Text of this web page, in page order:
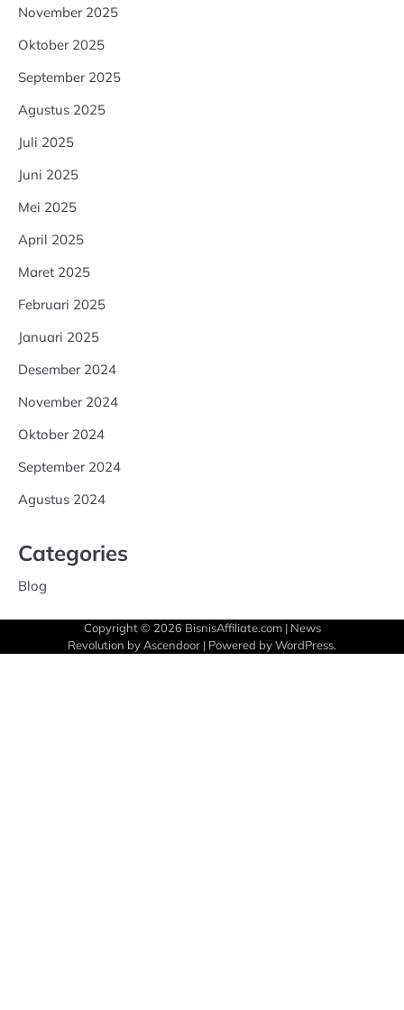
November 2025
Oktober 2025
September 2025
Agustus 2025
Juli 2025
Juni 2025
Mei 2025
April 2025
Maret 2025
Februari 2025
Januari 2025
Desember 2024
November 2024
Oktober 2024
September 2024
Agustus 2024
Categories
Blog
Copyright © 2026 BisnisAffiliate.com| News
Revolution by Ascendoor | Powered byWordPress.